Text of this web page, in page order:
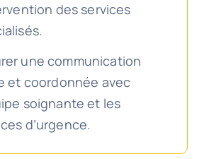
des services
une communication
et coordonnée avec
soignante et les
d’urgence.